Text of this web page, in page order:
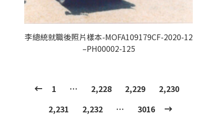
李總統就職後照片樣本-MOFA109179CF-2020-12
–PH00002-125
1 … 2,228 2,229
2,230
2,231
2,232 … 3016